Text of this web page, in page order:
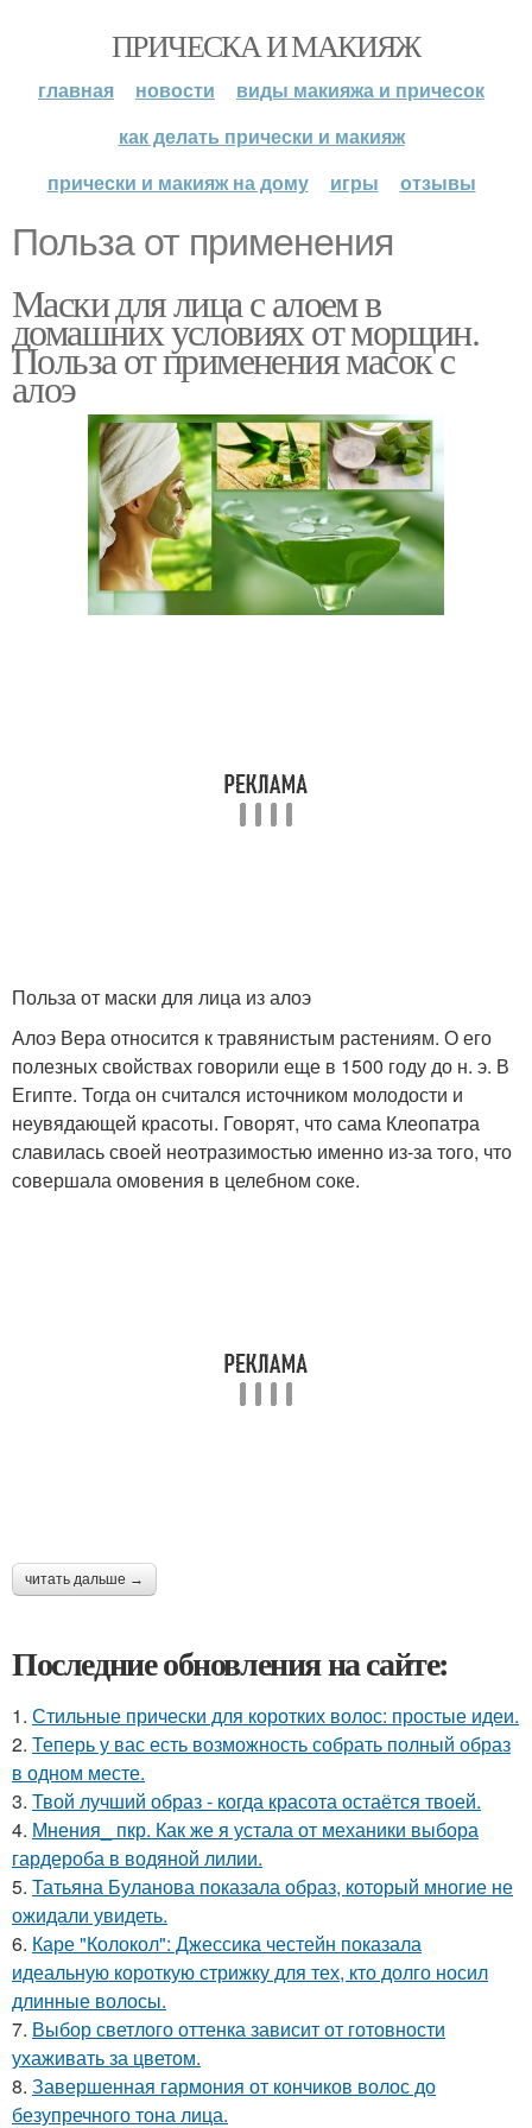
ПРИЧЕСКА И МАКИЯЖ
главная новости
виды макияжа и причесок
как делать прически и макияж
прически и макияж на дому
игры отзывы
Польза от применения
Маски для лица с алоем в
домашних условиях от морщин.
Польза от применения масок с
алоэ
Польза от маски для лица из алоэ
Алоэ Вера относится к травянистым растениям. О его
полезных свойствах говорили еще в 1500 году до н. э. В
Египте. Тогда он считался источником молодости и
неувядающей красоты. Говорят, что сама Клеопатра
славилась своей неотразимостью именно из-за того, что
совершала омовения в целебном соке.
читать дальше →
Последние обновления на сайте:
1. Стильные прически для коротких волос: простые идеи.
2. Теперь у вас есть возможность собрать полный образ
в одном месте.
3. Твой лучший образ - когда красота остаётся твоей.
4. Мнения_ пкр. Как же я устала от механики выбора
гардероба в водяной лилии.
5. Татьяна Буланова показала образ, который многие не
ожидали увидеть.
6. Каре "Колокол": Джессика честейн показала
идеальную короткую стрижку для тех, кто долго носил
длинные волосы.
7. Выбор светлого оттенка зависит от готовности
ухаживать за цветом.
8. Завершенная гармония от кончиков волос до
безупречного тона лица.